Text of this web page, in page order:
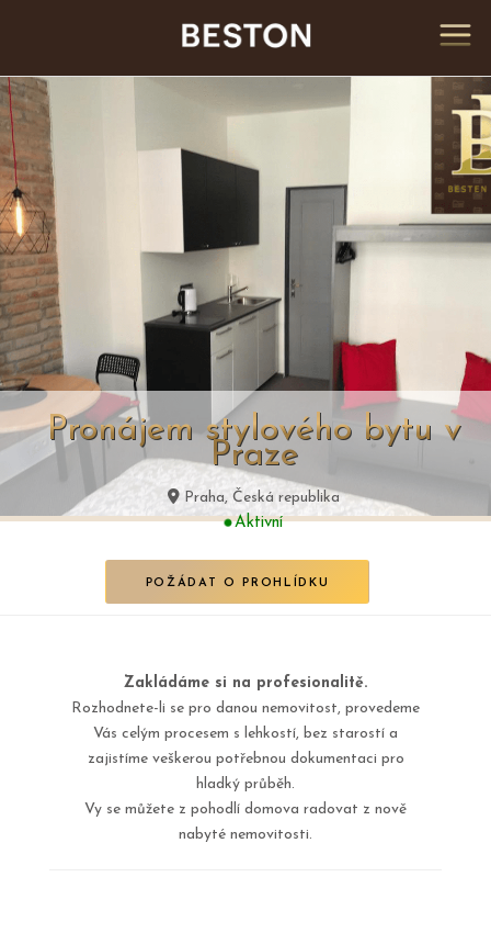
Pronájem stylového bytu v
Praze
Praha, Česká republika
Aktivní
POŽÁDAT O PROHLÍDKU
Zakládáme si na profesionalitě.
Rozhodnete-li se pro danou nemovitost, provedeme
Vás celým procesem s lehkostí, bez starostí a
zajistíme veškerou potřebnou dokumentaci pro
hladký průběh.
Vy se můžete z pohodlí domova radovat z nově
nabyté nemovitosti.